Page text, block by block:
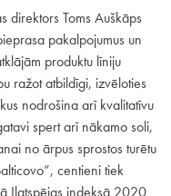
direktors Toms Auškāps
pakalpojumus un
produktu līniju
ražot atbildīgi, izvēloties
nodrošina arī kvalitatīvu
spert arī nākamo soli,
no ārpus sprostos turētu
centieni tiek
Ilgtspējas indeksā 2020